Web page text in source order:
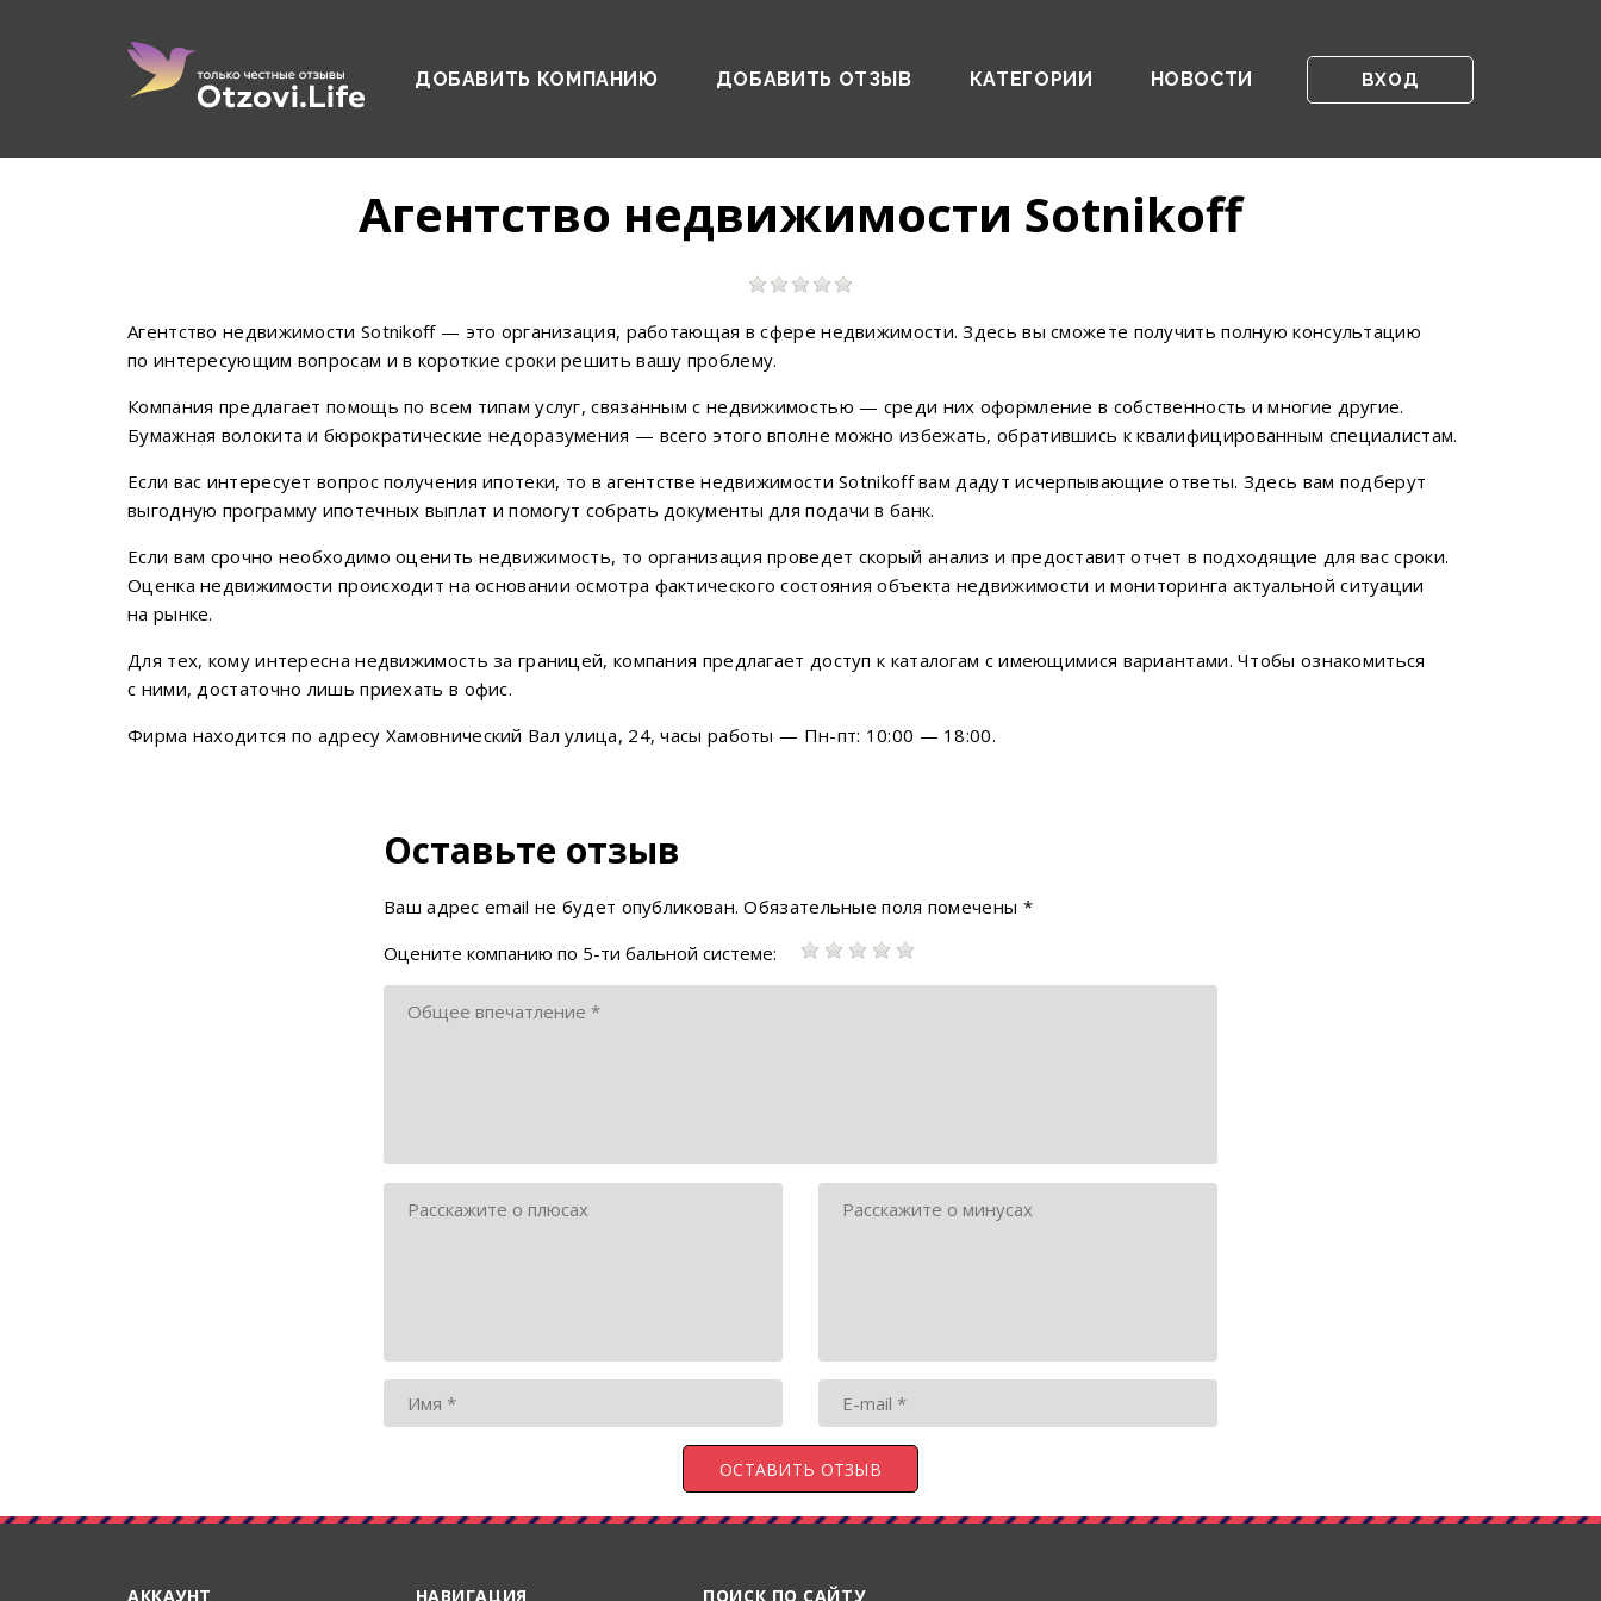
ДОБАВИТЬ КОМПАНИЮ ДОБАВИТЬ ОТЗЫВ КАТЕГОРИИ НОВОСТИ ВХОД
Агентство недвижимости Sotnikoff
Агентство недвижимости Sotnikoff — это организация, работающая в сфере недвижимости. Здесь вы сможете получить полную консультацию
по интересующим вопросам и в короткие сроки решить вашу проблему.
Компания предлагает помощь по всем типам услуг, связанным с недвижимостью — среди них оформление в собственность и многие другие.
Бумажная волокита и бюрократические недоразумения — всего этого вполне можно избежать, обратившись к квалифицированным специалистам.
Если вас интересует вопрос получения ипотеки, то в агентстве недвижимости Sotnikoff вам дадут исчерпывающие ответы. Здесь вам подберут
выгодную программу ипотечных выплат и помогут собрать документы для подачи в банк.
Если вам срочно необходимо оценить недвижимость, то организация проведет скорый анализ и предоставит отчет в подходящие для вас сроки.
Оценка недвижимости происходит на основании осмотра фактического состояния объекта недвижимости и мониторинга актуальной ситуации
на рынке.
Для тех, кому интересна недвижимость за границей, компания предлагает доступ к каталогам с имеющимися вариантами. Чтобы ознакомиться
с ними, достаточно лишь приехать в офис.
Фирма находится по адресу Хамовнический Вал улица, 24, часы работы — Пн-пт: 10:00 — 18:00.
Оставьте отзыв
Ваш адрес email не будет опубликован. Обязательные поля помечены *
Оцените компанию по 5-ти бальной системе:
АККАУНТ НАВИГАЦИЯ ПОИСК ПО САЙТУ